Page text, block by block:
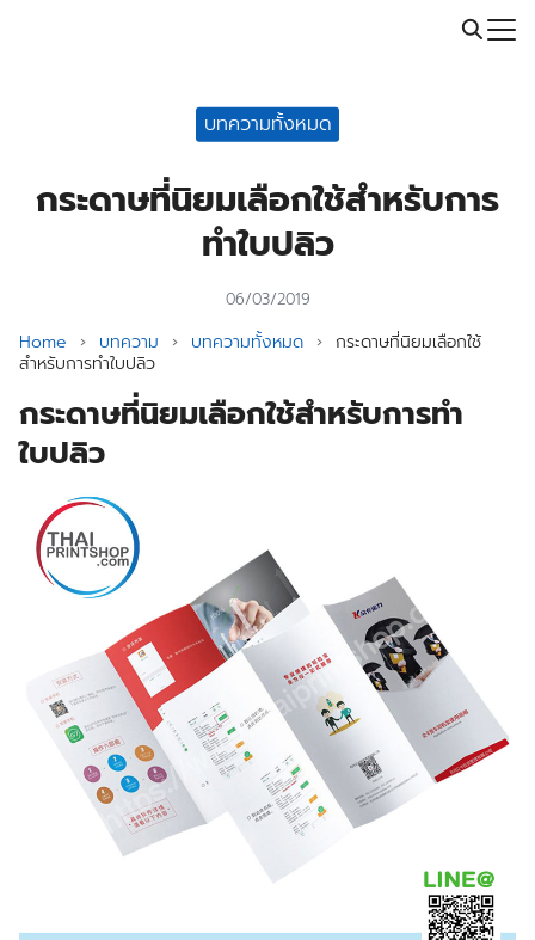
Call: 064-246-5614 | Line: @thaiprintshop
บทความทั้งหมด
กระดาษที่นิยมเลือกใช้สำหรับการ
ทำใบปลิว
06/03/2019
Home › บทความ › บทความทั้งหมด › กระดาษที่นิยมเลือกใช้
สำหรับการทำใบปลิว
กระดาษที่นิยมเลือกใช้สำหรับการทำ
ใบปลิว